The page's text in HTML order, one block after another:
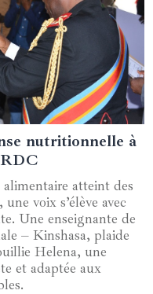
nutritionnelle à
atteint des
voix s’élève avec
Une enseignante de
– Kinshasa, plaide
Helena, une
et adaptée aux